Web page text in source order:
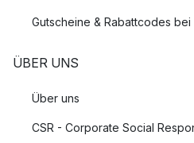
Gutscheine & Rabattcodes
ÜBER UNS
Über uns
CSR - Corporate Social